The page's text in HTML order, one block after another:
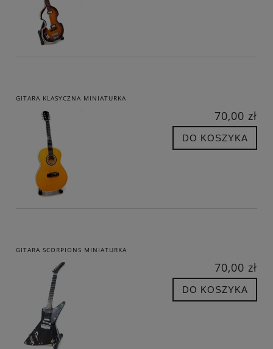
GITARA KLASYCZNA MINIATURKA
70,00 zł
DO KOSZYKA
GITARA SCORPIONS MINIATURKA
70,00 zł
DO KOSZYKA